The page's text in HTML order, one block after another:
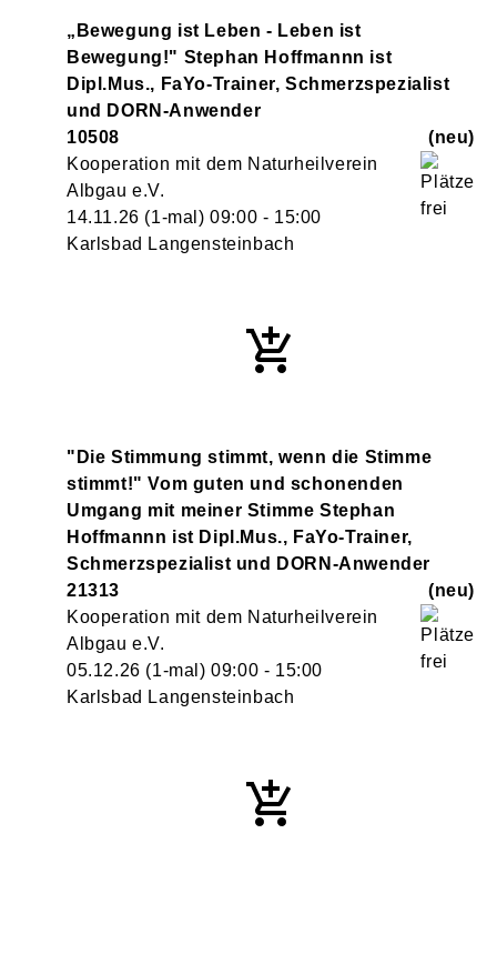
„Bewegung ist Leben - Leben ist
Bewegung!" Stephan Hoffmannn ist
Dipl.Mus., FaYo-Trainer, Schmerzspezialist
und DORN-Anwender
10508
neu
Kooperation mit dem Naturheilverein
Albgau e.V.
14.11.26 (1-mal)09:00 - 15:00
Karlsbad Langensteinbach
"Die Stimmung stimmt, wenn die Stimme
stimmt!" Vom guten und schonenden
Umgang mit meiner Stimme Stephan
Hoffmannn ist Dipl.Mus., FaYo-Trainer,
Schmerzspezialist und DORN-Anwender
21313
neu
Kooperation mit dem Naturheilverein
Albgau e.V.
05.12.26 (1-mal)09:00 - 15:00
Karlsbad Langensteinbach